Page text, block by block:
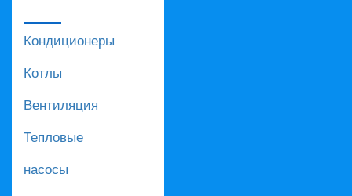
Кондиционеры
Котлы
Вентиляция
Тепловые
насосы